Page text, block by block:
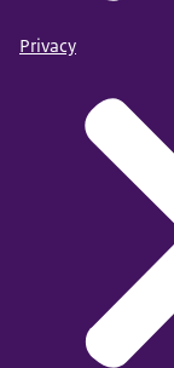
Privacy